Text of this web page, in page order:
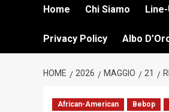
Home Chi Siamo
Privacy Policy Albo
HOME 2026 MAGGIO 21
African-American Bebop